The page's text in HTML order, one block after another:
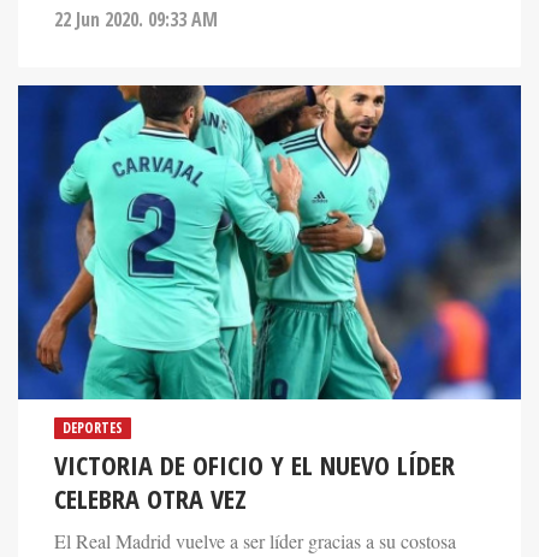
22 Jun 2020. 09:33 AM
DEPORTES
VICTORIA DE OFICIO Y EL NUEVO LÍDER
CELEBRA OTRA VEZ
El Real Madrid vuelve a ser líder gracias a su costosa